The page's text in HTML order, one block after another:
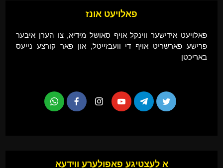
פאלויעט אונז
פאלויעט אידישער ווינקל אויף סאושל מידיא, צו הערן איבער
פרישע פארשריט אויף די וועבזייטל, און פאר קורצע נייעס
באריכטן
א לעצטיגע פאפולערע ווידעא